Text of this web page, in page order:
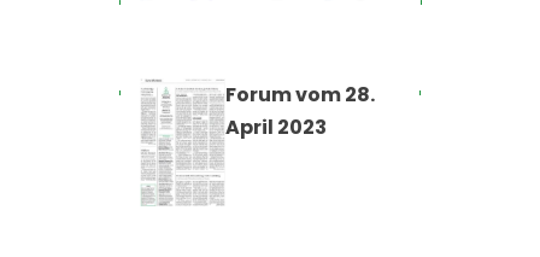
Forum vom 28.
April 2023